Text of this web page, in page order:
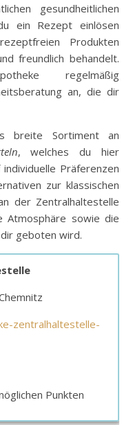
gesundheitlichen
ein Rezept einlösen
Produkten
freundlich behandelt.
regelmäßig
an, die dir
breite Sortiment an
, welches du hier
Präferenzen
zur klassischen
der Zentralhaltestelle
Atmosphäre sowie die
geboten wird.
zentralhaltestelle-
Punkten